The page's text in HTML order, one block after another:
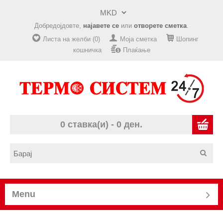
Добредојдовте, најавете се или отворете сметка.
Листа на желби (0)
Моја сметка
Шопинг
кошничка
Плаќање
0 ставка(и) - 0 ден.
Menu